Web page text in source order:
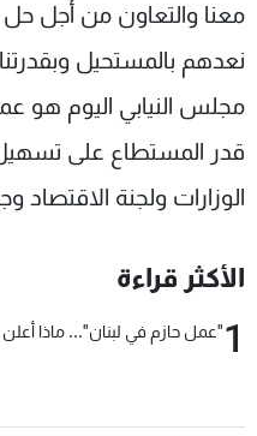
معنا والتعاون من أجل حل
نعدهم بالمستحيل
مجلس النيابي اليوم هو
قدر المستطاع على تسهيل
الوزارات ولجنة الاقتصاد
الأكثر قراءة
1"عمل حازم في لبنان"... ماذا أعلن